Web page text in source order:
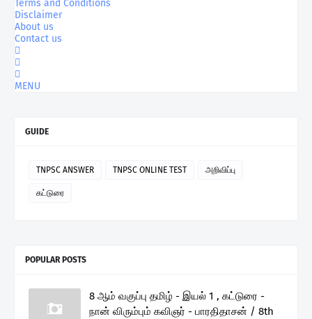
Terms and Conditions
Disclaimer
About us
Contact us
MENU
GUIDE
TNPSC ANSWER TNPSC ONLINE TEST அறிவிப்பு
கட்டுரை
POPULAR POSTS
8 ஆம் வகுப்பு தமிழ் - இயல் 1 , கட்டுரை -
நான் விரும்பும் கவிஞர் - பாரதிதாசன் / 8th